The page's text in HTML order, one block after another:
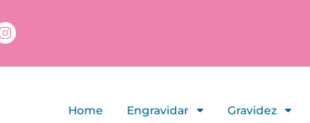
Home Engravidar Gravidez